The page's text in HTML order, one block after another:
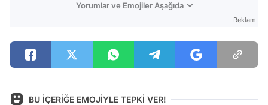
Yorumlar ve Emojiler Aşağıda
Reklam
BU İÇERİĞE EMOJİYLE TEPKİ VER!